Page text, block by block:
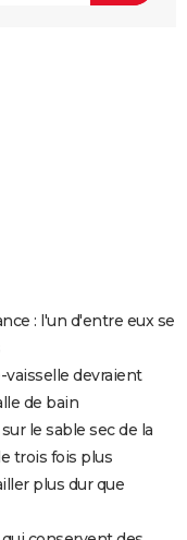
: l'un d'entre eux se
vaisselle devraient
de bain
le sable sec de la
trois fois plus
plus dur que